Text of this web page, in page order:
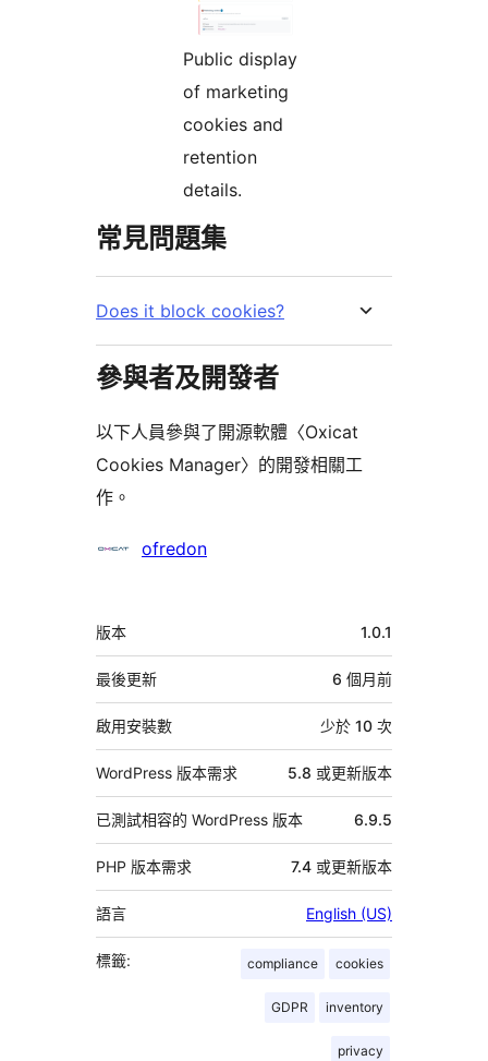
Public display
of marketing
cookies and
retention
details.
常見問題集
Does it block cookies?
參與者及開發者
以下人員參與了開源軟體〈Oxicat
Cookies Manager〉的開發相關工
作。
參
ofredon
中
繼
資
料
版本 1.0.1
最後更新 6 個月前
啟用安裝數 少於 10 次
WordPress 版本需求 5.8 或更新版本
已測試相容的 WordPress 版本 6.9.5
PHP 版本需求 7.4 或更新版本
語言 English (US)
標籤: compliance cookies
GDPR inventory
privacy